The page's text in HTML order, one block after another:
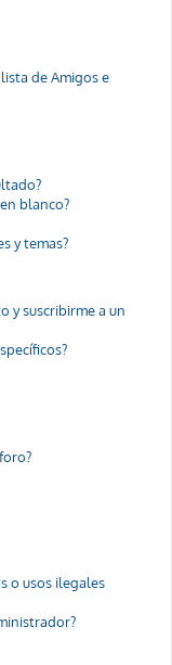
de Amigos e
blanco?
y temas?
y suscribirme a un
o usos ilegales